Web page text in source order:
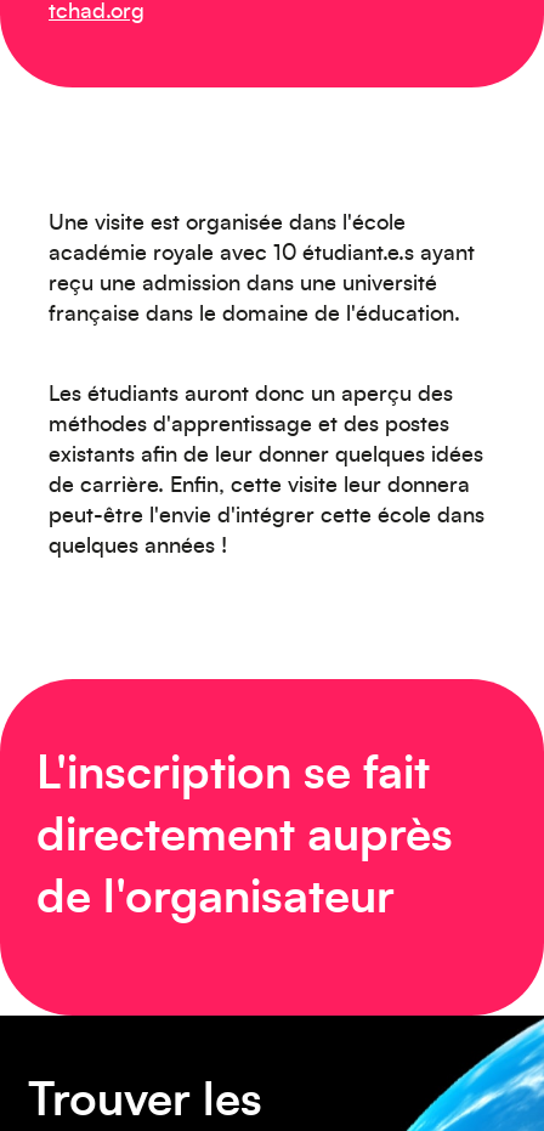
tchad.org
Une visite est organisée dans l'école
académie royale avec 10 étudiant.e.s ayant
reçu une admission dans une université
française dans le domaine de l'éducation.
Les étudiants auront donc un aperçu des
méthodes d'apprentissage et des postes
existants afin de leur donner quelques idées
de carrière. Enfin, cette visite leur donnera
peut-être l'envie d'intégrer cette école dans
quelques années !
L'inscription se fait
directement auprès
de l'organisateur
Trouver les
Caraïbes
Europe
Moyen-Orient
Océanie
Créez votre événement